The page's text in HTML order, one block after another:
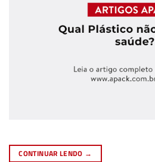
CONTINUAR LENDO →